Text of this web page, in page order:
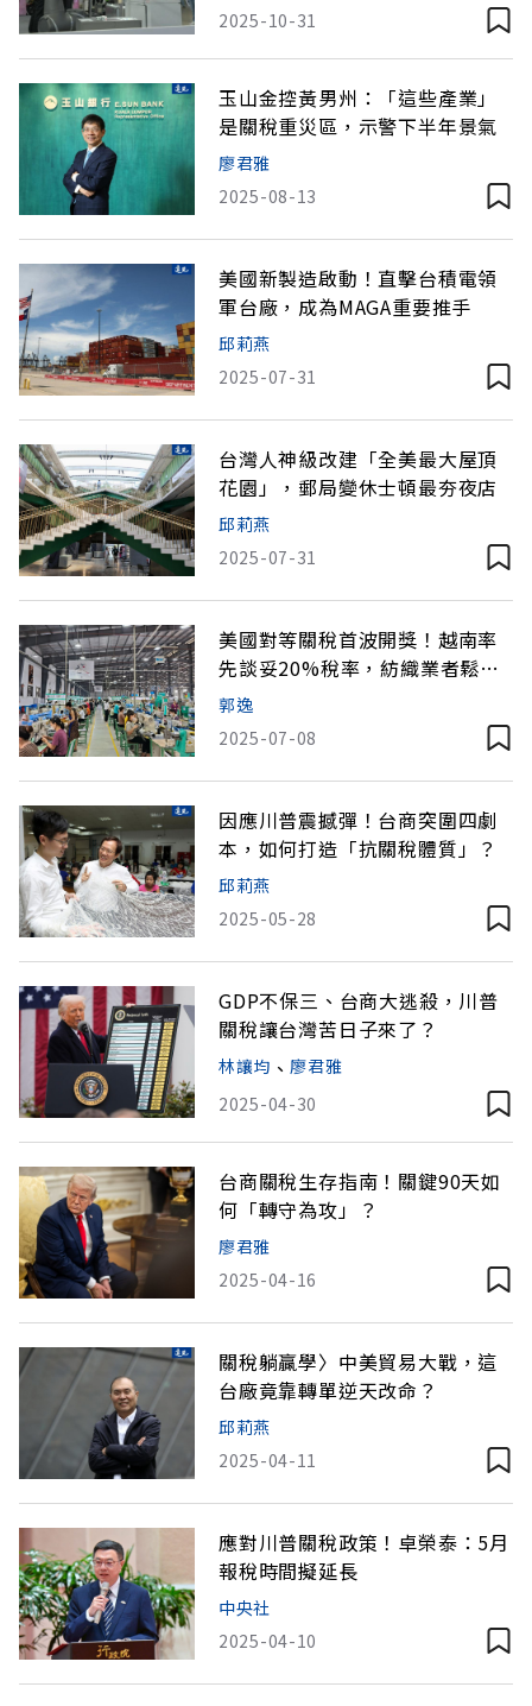
2025-10-31
玉山金控黃男州：「這些產業」
是關稅重災區，示警下半年景氣
廖君雅
2025-08-13
美國新製造啟動！直擊台積電領
軍台廠，成為MAGA重要推手
邱莉燕
2025-07-31
台灣人神級改建「全美最大屋頂
花園」，郵局變休士頓最夯夜店
邱莉燕
2025-07-31
美國對等關稅首波開獎！越南率
先談妥20%稅率，紡織業者鬆口
氣？
郭逸
2025-07-08
因應川普震撼彈！台商突圍四劇
本，如何打造「抗關稅體質」？
邱莉燕
2025-05-28
GDP不保三、台商大逃殺，川普
關稅讓台灣苦日子來了？
林讓均 、廖君雅
2025-04-30
台商關稅生存指南！關鍵90天如
何「轉守為攻」？
廖君雅
2025-04-16
關稅躺贏學〉中美貿易大戰，這
台廠竟靠轉單逆天改命？
邱莉燕
2025-04-11
應對川普關稅政策！卓榮泰：5月
報稅時間擬延長
中央社
2025-04-10